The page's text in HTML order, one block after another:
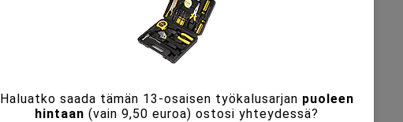
Haluatko saada tämän 13-osaisen työkalusarjan puoleen
hintaan (vain 9,50 euroa) ostosi yhteydessä?